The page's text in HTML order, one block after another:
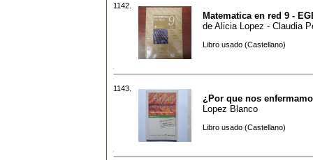
1142.
Matematica en red 9 -
de Alicia Lopez - Claudia
Libro usado (Castellano)
1143.
¿Por que nos
Lopez Blanco
Libro usado (Castellano)